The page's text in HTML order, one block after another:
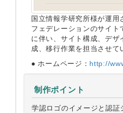
国立情報学研究所様が運用
フェデレーションのサイト
に伴い、サイト構成、デザ
成、移行作業を担当させて
● ホームページ： http://
制作ポイント
学認ロゴのイメージと認証